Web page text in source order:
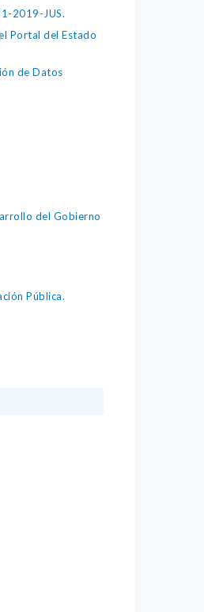
2019-JUS.
Portal del Estado
de Datos
del Gobierno
Pública.